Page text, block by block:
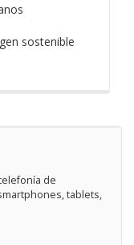
sostenible
de
tablets,